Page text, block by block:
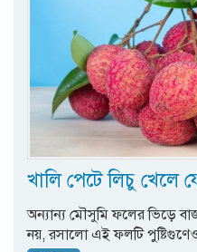
খালি পেটে লিচু খেলে
অন্যান্য মৌসুমি ফলের ভিড়ে
নয়, রসালো এই ফলটি